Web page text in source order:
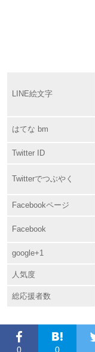
LINE絵文字
はてな bm
Twitter ID
Twitterでつぶやく
Facebookページ
Facebook
google+1
人気度
総応援者数
0 0